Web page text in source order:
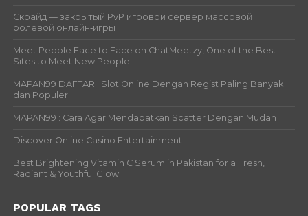
Скрайд — закрытый PvP игровой сервер массовой
ролевой онлайн‑игры
Meet People Face to Face on ChatMeetzy, One of the Best
Sites to Meet New People
MAPAN99 DAFTAR : Slot Online Dengan Regist Paling Banyak
dan Populer
MAPAN99 : Cara Agar Mendapatkan Scatter Dengan Mudah
Discover Online Casino Entertainment
Best Brightening Vitamin C Serum in Pakistan for a Fresh,
Radiant & Youthful Glow
POPULAR TAGS